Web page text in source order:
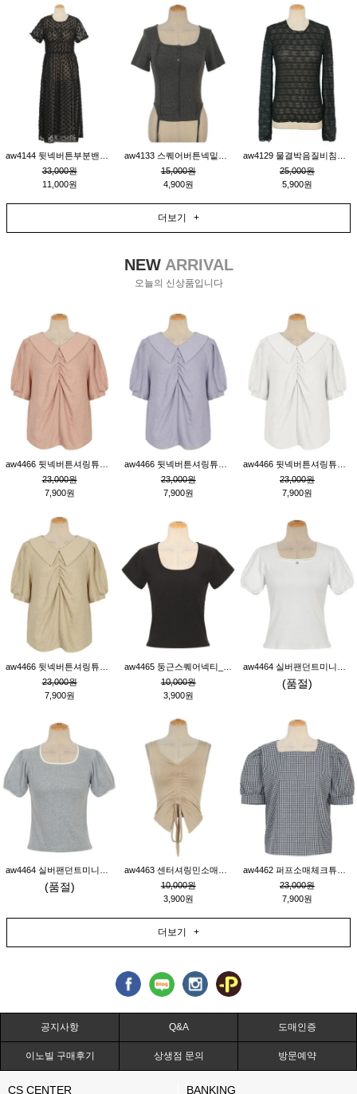
33,000원
11,000원
15,000원
4,900원
25,000원
5,900원
더보기 +
NEWARRIVAL
오늘의 신상품입니다
23,000원
7,900원
23,000원
7,900원
23,000원
7,900원
23,000원
7,900원
10,000원
3,900원
(품절)
(품절)
10,000원
3,900원
23,000원
7,900원
더보기 +
공지사항 Q&A 도매인증
이노빌 구매후기 상생점 문의 방문예약
CS CENTER BANKING